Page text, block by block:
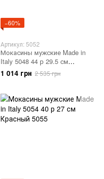
−60%
Артикул: 5052
Мокасины мужские Made in
Italy 5048 44 р 29.5 см
Красный 5052
1 014 грн 2 535 грн